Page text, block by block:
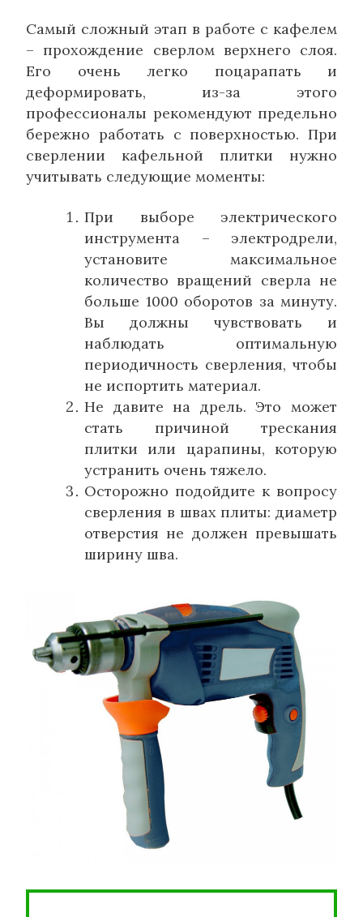
Самый сложный этап в работе с кафелем
– прохождение сверлом верхнего слоя.
Его очень легко поцарапать и
деформировать, из-за этого
профессионалы рекомендуют предельно
бережно работать с поверхностью. При
сверлении кафельной плитки нужно
учитывать следующие моменты:
При выборе электрического
инструмента – электродрели,
установите максимальное
количество вращений сверла не
больше 1000 оборотов за минуту.
Вы должны чувствовать и
наблюдать оптимальную
периодичность сверления, чтобы
не испортить материал.
Не давите на дрель. Это может
стать причиной трескания
плитки или царапины, которую
устранить очень тяжело.
Осторожно подойдите к вопросу
сверления в швах плиты: диаметр
отверстия не должен превышать
ширину шва.